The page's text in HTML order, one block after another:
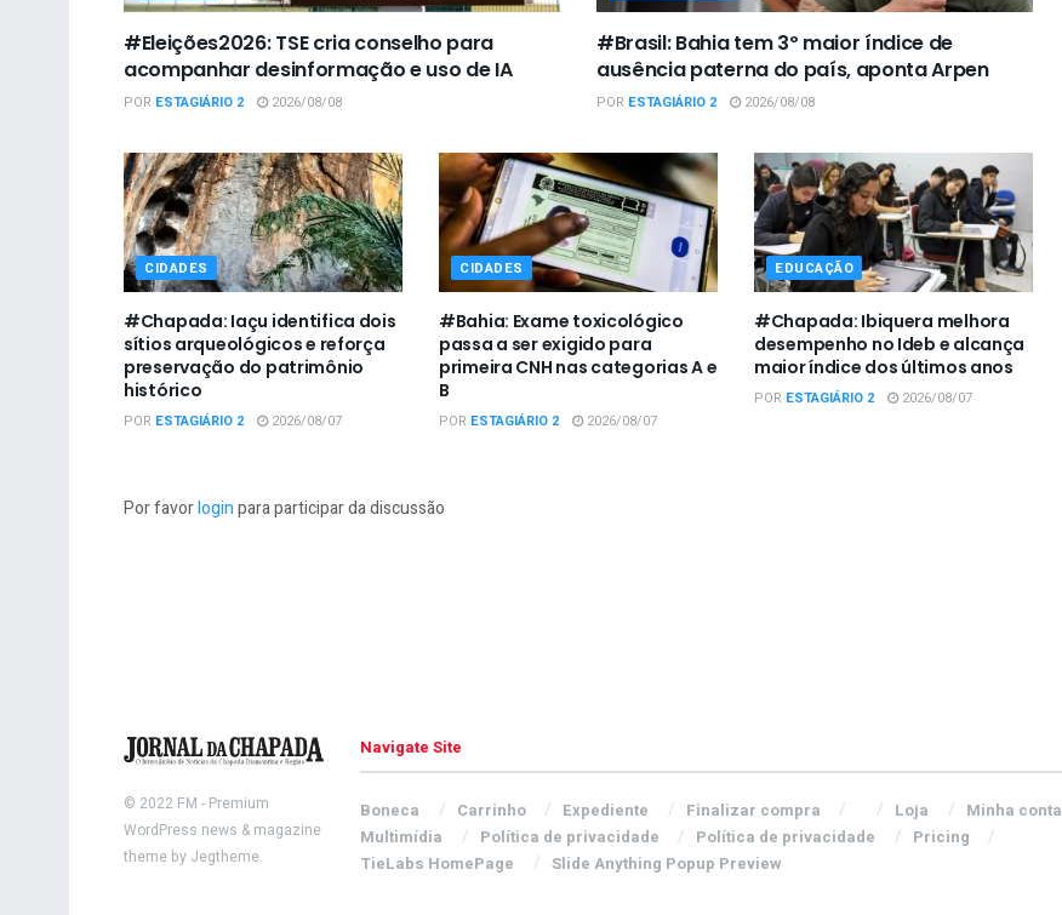
#Eleições2026: TSE cria conselho para
acompanhar desinformação e uso de IA
POR ESTAGIÁRIO 2 2026/08/08
#Brasil: Bahia tem 3º maior índice de
ausência paterna do país, aponta Arpen
POR ESTAGIÁRIO 2 2026/08/08
CIDADES
#Chapada: Iaçu identifica dois
sítios arqueológicos e reforça
preservação do patrimônio
histórico
POR ESTAGIÁRIO 2 2026/08/07
CIDADES
#Bahia: Exame toxicológico
passa a ser exigido para
primeira CNH nas categorias A e
B
POR ESTAGIÁRIO 2 2026/08/07
EDUCAÇÃO
#Chapada: Ibiquera melhora
desempenho no Ideb e alcança
maior índice dos últimos anos
POR ESTAGIÁRIO 2 2026/08/07
Por favorloginpara participar da discussão
© 2022 FM - Premium
WordPress news & magazine
theme by Jegtheme.
Navigate Site
Boneca Carrinho Expediente Finalizar compra Loja
Minha conta
Multimídia
Política de privacidade Política de privacidade
Pricing
TieLabs HomePage
Slide Anything Popup Preview